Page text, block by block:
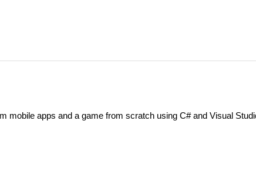
mobile apps and a game from scratch using C# and Visual